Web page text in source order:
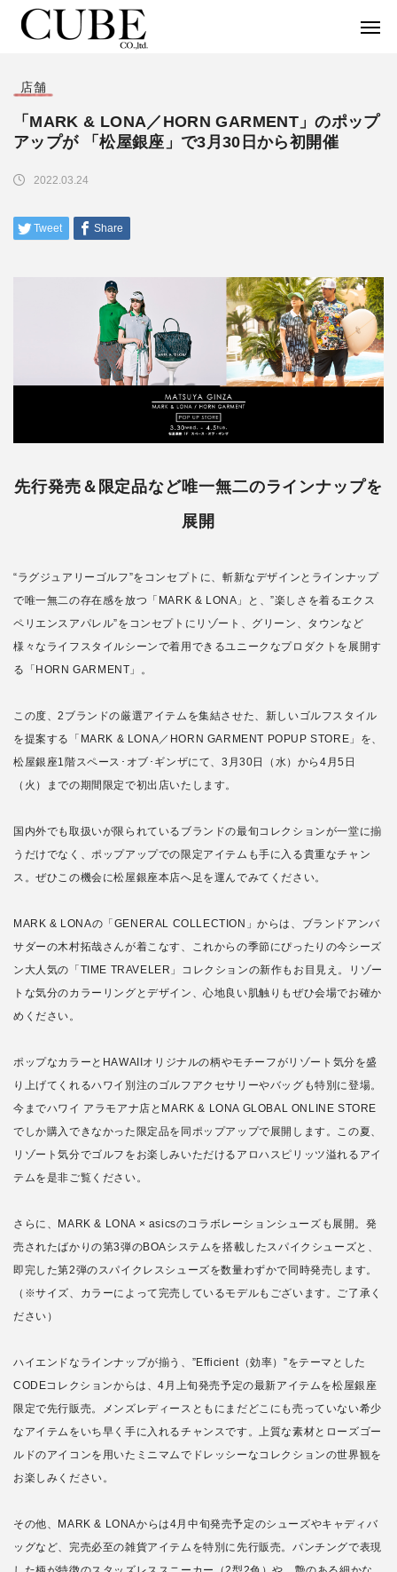
店舗
「MARK & LONA／HORN GARMENT」のポップ
アップが 「松屋銀座」で3月30日から初開催
2022.03.24
先行発売＆限定品など唯一無二のラインナップを
展開
“ラグジュアリーゴルフ”をコンセプトに、斬新なデザインとラインナップ
で唯一無二の存在感を放つ「MARK & LONA」と、”楽しさを着るエクス
ペリエンスアパレル”をコンセプトにリゾート、グリーン、タウンなど
様々なライフスタイルシーンで着用できるユニークなプロダクトを展開す
る「HORN GARMENT」。
この度、2ブランドの厳選アイテムを集結させた、新しいゴルフスタイル
を提案する「MARK & LONA／HORN GARMENT POPUP STORE」を、
松屋銀座1階スペース･オブ･ギンザにて、3月30日（水）から4月5日
（火）までの期間限定で初出店いたします。
国内外でも取扱いが限られているブランドの最旬コレクションが一堂に揃
うだけでなく、ポップアップでの限定アイテムも手に入る貴重なチャン
ス。ぜひこの機会に松屋銀座本店へ足を運んでみてください。
MARK & LONAの「GENERAL COLLECTION」からは、ブランドアンバ
サダーの木村拓哉さんが着こなす、これからの季節にぴったりの今シーズ
ン大人気の「TIME TRAVELER」コレクションの新作もお目見え。リゾー
トな気分のカラーリングとデザイン、心地良い肌触りもぜひ会場でお確か
めください。
ポップなカラーとHAWAIIオリジナルの柄やモチーフがリゾート気分を盛
り上げてくれるハワイ別注のゴルフアクセサリーやバッグも特別に登場。
今までハワイ アラモアナ店とMARK & LONA GLOBAL ONLINE STORE
でしか購入できなかった限定品を同ポップアップで展開します。この夏、
リゾート気分でゴルフをお楽しみいただけるアロハスピリッツ溢れるアイ
テムを是非ご覧ください。
さらに、MARK & LONA × asicsのコラボレーションシューズも展開。発
売されたばかりの第3弾のBOAシステムを搭載したスパイクシューズと、
即完した第2弾のスパイクレスシューズを数量わずかで同時発売します。
（※サイズ、カラーによって完売しているモデルもございます。ご了承く
ださい）
ハイエンドなラインナップが揃う、”Efficient（効率）”をテーマとした
CODEコレクションからは、4月上旬発売予定の最新アイテムを松屋銀座
限定で先行販売。メンズレディースともにまだどこにも売っていない希少
なアイテムをいち早く手に入れるチャンスです。上質な素材とローズゴー
ルドのアイコンを用いたミニマムでドレッシーなコレクションの世界観を
お楽しみください。
その他、MARK & LONAからは4月中旬発売予定のシューズやキャディバ
ッグなど、完売必至の雑貨アイテムを特別に先行販売。パンチングで表現